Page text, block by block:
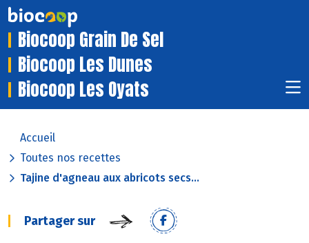
Biocoop Grain De Sel
Biocoop Les Dunes
Biocoop Les Oyats
Accueil
Toutes nos recettes
Tajine d'agneau aux abricots secs...
Partager sur